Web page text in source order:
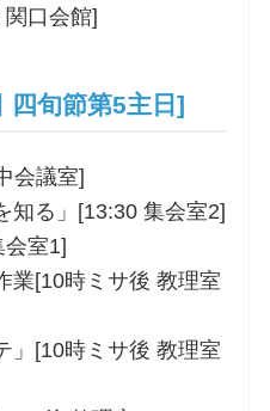
口会館]
四旬節第5主日]
会議室]
知る」[13:30 集会室2]
会室1]
業[10時ミサ後 教理室
」[10時ミサ後 教理室